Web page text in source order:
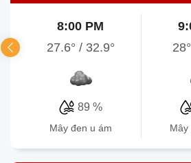
8:00 PM
27.6° / 32.9°
89 %
mây đen u ám
28°